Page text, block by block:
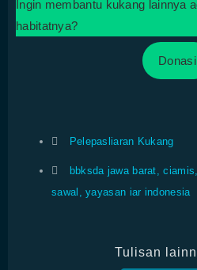
Ingin membantu kukang lainnya
habitatnya?
Donasi
Pelepasliaran Kukang
bbksda jawa barat,ciamis,
sawal ,yayasan iar indonesia
Tulisan